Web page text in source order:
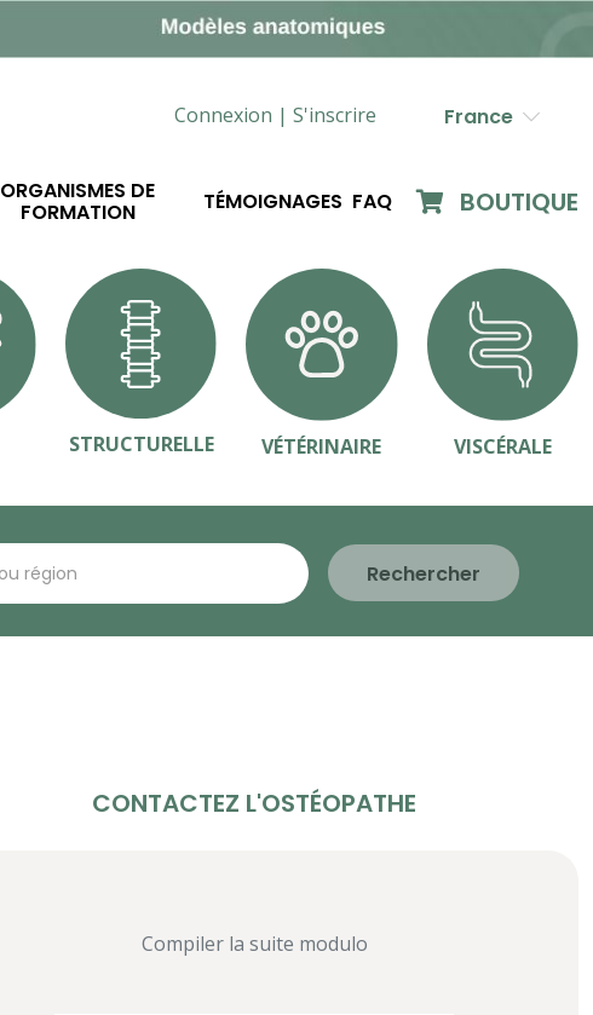
Connexion | S'inscrire France
ORGANISMES DE
FORMATION TÉMOIGNAGES FAQ BOUTIQUE
STRUCTURELLE VÉTÉRINAIRE VISCÉRALE
Rechercher
CONTACTEZ L'OSTÉOPATHE
Compiler la suite modulo